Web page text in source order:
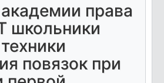
права
школьники
повязок при